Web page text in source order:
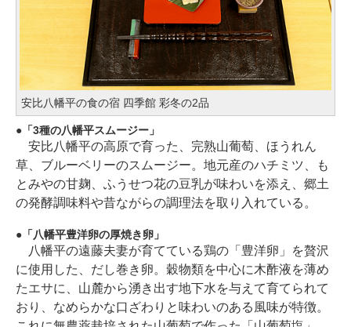
安比八幡平の食の宿 四季館 彩冬の2品
「3種の八幡平スムージー」
安比八幡平の高原で育った、完熟山葡萄、ほうれん
草、ブルーベリーのスムージー。地元産のハチミツ、も
とみやの甘麹、ふうせつ花の豆乳が味わいを添え、郷土
の発酵調味料や昔ながらの調理法を取り入れている。
「八幡平豊洋卵の厚焼き卵」
八幡平の遠藤夫妻が育てている鶏の「豊洋卵」を贅沢
に使用した、だし巻き卵。穀物類を中心に木酢液を薄め
たエサに、山麓から湧き出す地下水を与えて育てられて
おり、なめらかな口ざわりと味わいのある風味が特徴。